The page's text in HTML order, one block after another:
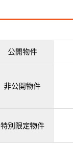
公開物件
非公開物件
特別限定物件